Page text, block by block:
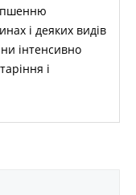
і деяких видів
інтенсивно
і